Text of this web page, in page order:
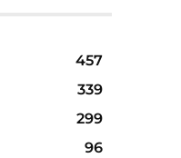
457
339
299
96